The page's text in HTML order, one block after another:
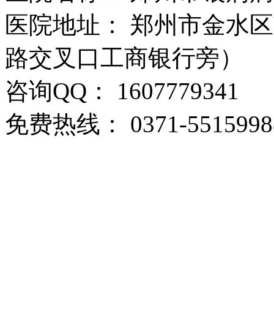
医院地址： 郑州市金水
路交叉口工商银行旁）
咨询QQ： 1607779341
免费热线： 0371-